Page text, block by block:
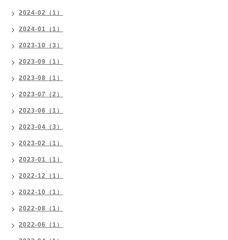
2024-02（1）
2024-01（1）
2023-10（3）
2023-09（1）
2023-08（1）
2023-07（2）
2023-06（1）
2023-04（3）
2023-02（1）
2023-01（1）
2022-12（1）
2022-10（1）
2022-08（1）
2022-06（1）